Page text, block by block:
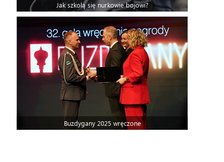
Jak szkolą się nurkowie bojowi?
Buzdygany 2025 wręczone